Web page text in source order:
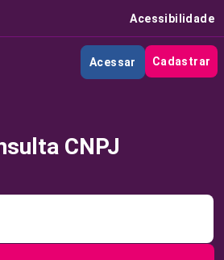
Acessibilidade
Acessar Cadastrar
CNPJ